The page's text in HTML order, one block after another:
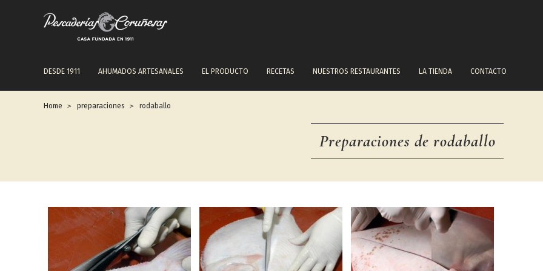
PRINCIPAL
DESDE 1911 AHUMADOS ARTESANALES EL PRODUCTO RECETAS NUESTROS RESTAURANTES LA TIENDA CONTACTO
Home preparaciones rodaballo
Preparaciones de rodaballo